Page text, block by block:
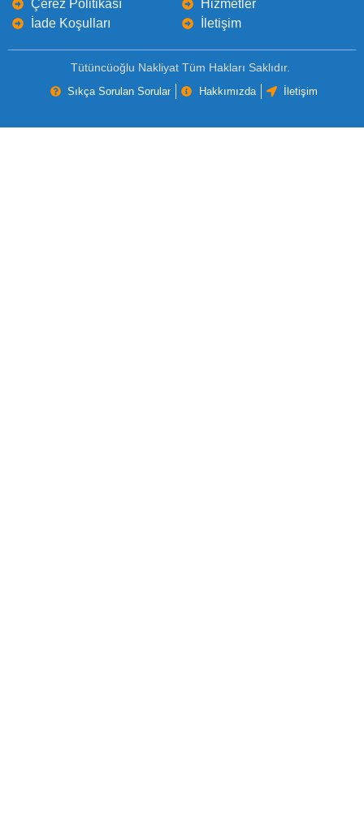
Çerez Politikası
İade Koşulları
Hizmetler
İletişim
Tütüncüoğlu Nakliyat Tüm Hakları Saklıdır.
Sıkça Sorulan Sorular Hakkımızda İletişim